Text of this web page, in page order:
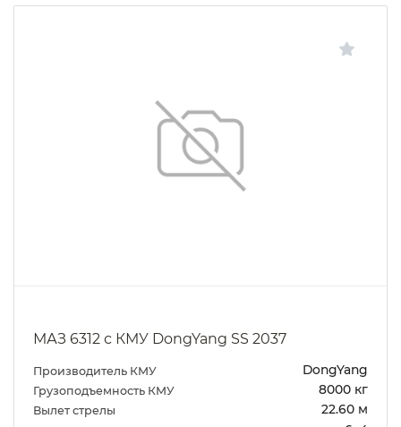
МАЗ 6312 с КМУ DongYang SS 2037
Производитель КМУ DongYang
Грузоподъемность КМУ 8000 кг
Вылет стрелы 22.60 м